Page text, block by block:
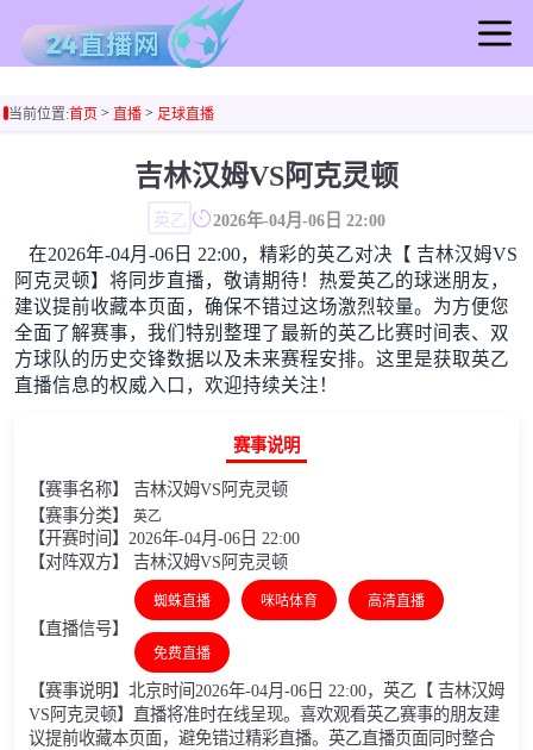
足球直播
足球集锦
篮球集锦
足球新闻
篮球新闻
当前位置:首页> 直播> 足球直播
吉林汉姆VS阿克灵顿
英乙 2026年-04月-06日 22:00
在2026年-04月-06日 22:00，精彩的英乙对决【 吉林汉姆VS
阿克灵顿】将同步直播，敬请期待！热爱英乙的球迷朋友，
建议提前收藏本页面，确保不错过这场激烈较量。为方便您
全面了解赛事，我们特别整理了最新的英乙比赛时间表、双
方球队的历史交锋数据以及未来赛程安排。这里是获取英乙
直播信息的权威入口，欢迎持续关注！
赛事说明
【赛事名称】 吉林汉姆VS阿克灵顿
【赛事分类】 英乙
【开赛时间】2026年-04月-06日 22:00
【对阵双方】 吉林汉姆VS阿克灵顿
【直播信号】
蜘蛛直播 咪咕体育 高清直播
免费直播
【赛事说明】北京时间2026年-04月-06日 22:00，英乙【 吉林汉姆
VS阿克灵顿】直播将准时在线呈现。喜欢观看英乙赛事的朋友建
议提前收藏本页面，避免错过精彩直播。英乙直播页面同时整合